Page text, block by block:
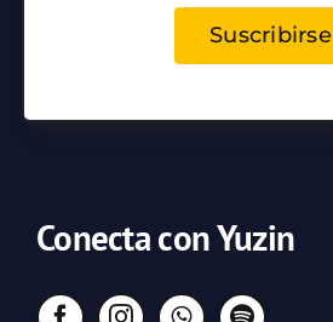
Suscribirse
Conecta con Yuzin